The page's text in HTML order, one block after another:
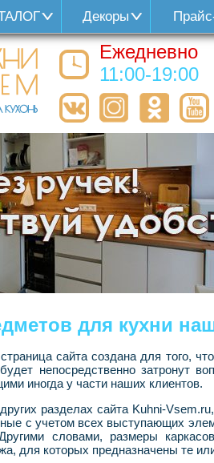
Декоры
Ежедневно
11:00-19:00
для кухни
сайта создана для того,
непосредственно затронут
иногда у части наших клиентов.
разделах сайта Kuhni-
с учетом всех выступающих
словами, размеры
для которых предназначены те